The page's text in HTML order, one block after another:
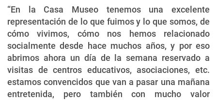
“En la Casa Museo tenemos una excelente
representación de lo que fuimos y lo que somos, de
cómo vivimos, cómo nos hemos relacionado
socialmente desde hace muchos años, y por eso
abrimos ahora un día de la semana reservado a
visitas de centros educativos, asociaciones, etc.
estamos convencidos que van a pasar una mañana
entretenida, pero también con mucho valor